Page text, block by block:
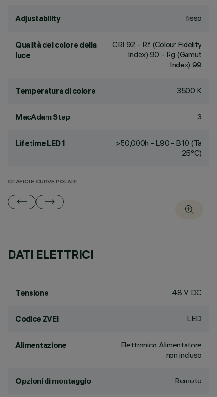
Adjustability fisso
Qualità del colore della
luce
CRI 92 - Rf (Colour Fidelity
Index) 90 - Rg (Gamut
Index) 99
Temperatura di colore 3500 K
MacAdam Step 3
Lifetime LED 1
>50,000h - L90 - B10 (Ta
25°C)
GRAFICI E CURVE POLARI
DATI ELETTRICI
Tensione 48 V DC
Codice ZVEI LED
Alimentazione
Elettronico Alimentatore
non incluso
Opzioni di montaggio Remoto